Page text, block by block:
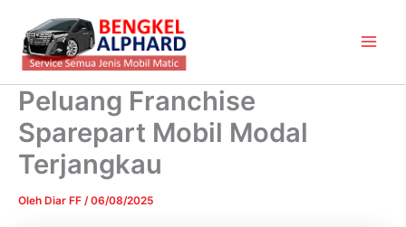
konten
Peluang Franchise
Sparepart Mobil Modal
Terjangkau
Oleh Diar FF /06/08/2025